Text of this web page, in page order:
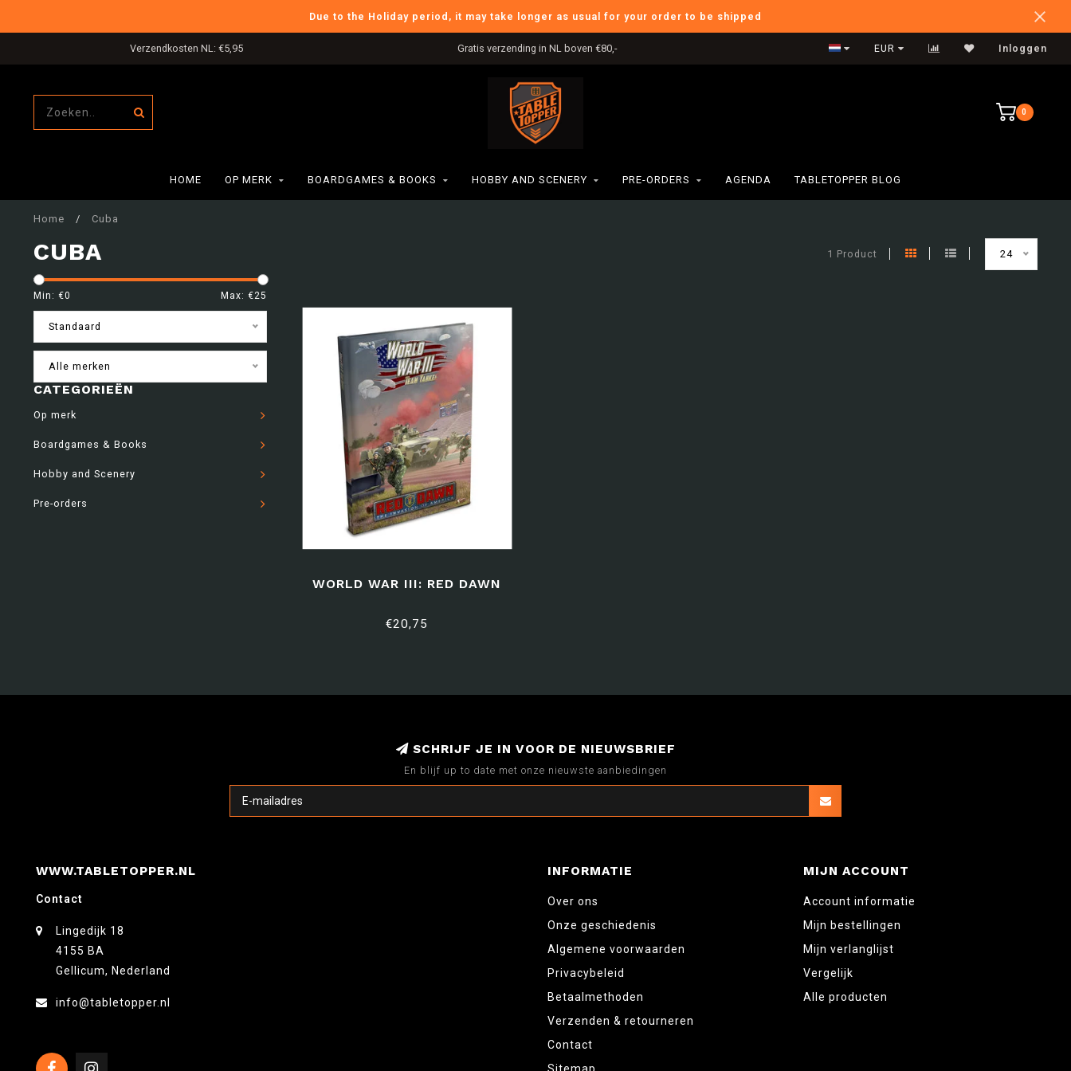
Due to the Holiday period, it may take longer as usual for your order to be shipped
Verzendkosten NL: €5,95 Gratis verzending in NL boven €80,- International Shipping
EUR Inloggen
0
HOME OP MERK BOARDGAMES & BOOKS HOBBY AND SCENERY PRE-ORDERS AGENDA TABLETOPPER BLOG
Home / Cuba
CUBA 1 Product 24
Min: €0 Max: €25
Standaard
Alle merken
CATEGORIEËN
Op merk
Boardgames & Books
Hobby and Scenery
Pre-orders
WORLD WAR III: RED DAWN
€20,75
SCHRIJF JE IN VOOR DE NIEUWSBRIEF
En blijf up to date met onze nieuwste aanbiedingen
WWW.TABLETOPPER.NL
Contact
Lingedijk 18
4155 BA
Gellicum, Nederland
info@tabletopper.nl
INFORMATIE
Over ons
Onze geschiedenis
Algemene voorwaarden
Privacybeleid
Betaalmethoden
Verzenden & retourneren
Contact
MIJN ACCOUNT
Account informatie
Mijn bestellingen
Mijn verlanglijst
Vergelijk
Alle producten